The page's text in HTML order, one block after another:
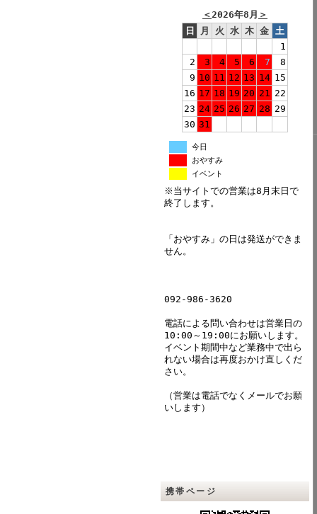
＜2026年8月 ＞
日
月 火 水 木 金 土
1
2
3 4 5 6 7
8
9 10 11 12 13 14 15
16 17 18 19 20 21 22
23 24 25 26 27 28 29
30 31
今日
おやすみ
イベント
※当サイトでの営業は8月末日で
終了します。
「おやすみ」の日は発送ができま
せん。
092-986-3620
電話による問い合わせは営業日の
10:00～19:00にお願いします。
イベント期間中など業務中で出ら
れない場合は再度おかけ直しくだ
さい。
（営業は電話でなくメールでお願
いします）
携帯ページ